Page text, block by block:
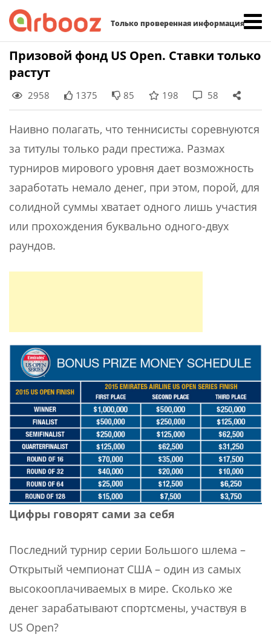
Только проверенная информация
Skip
content
Призовой фонд US Open. Ставки только
растут
2958 1375 85 198 58
Наивно полагать, что теннисисты соревнуются
за титулы только ради престижа. Размах
турниров мирового уровня дает возможность
заработать немало денег, при этом, порой, для
солидной суммы хватает одного лишь участия
или прохождения буквально одного-двух
раундов.
Цифры говорят сами за себя
Последний турнир серии Большого шлема –
Открытый чемпионат США – один из самых
высокооплачиваемых в мире. Сколько же
денег зарабатывают спортсмены, участвуя в
US Open?
Найти: